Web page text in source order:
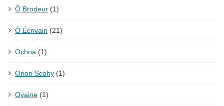
Ô Brodeur (1)
Ô Écrivain (21)
Ochoa (1)
Orion Scohy (1)
Ovaine (1)